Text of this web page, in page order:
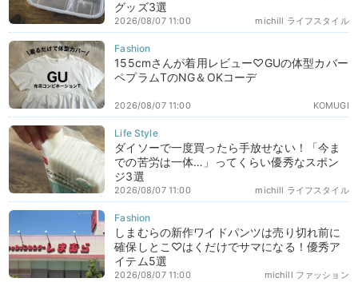
グッズ3選
michill ライフスタイル
2026/08/07 11:00
155cmさんが着用レビュー♡GUの体型カバー
ペプラムTのNG＆OKコーデ
KOMUGI
2026/08/07 11:00
ダイソーで一度買ったら手放せない！「今ま
での苦労は一体…」ってくらい優秀なスポン
ジ3選
michill ライフスタイル
2026/08/07 11:00
しまむらの新作ワイドパンツは売り切れ前に
確保しとこ♡はくだけでサマになる！優秀ア
イテム5選
michill ファッション
2026/08/07 11:00